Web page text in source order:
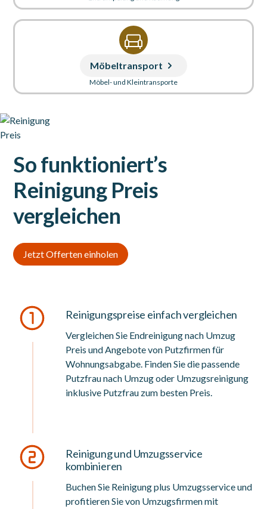
Möbeltransport
Möbel- und Kleintransporte
So funktioniert’s
Reinigung Preis
vergleichen
Jetzt Offerten einholen
Reinigungspreise einfach vergleichen
Vergleichen Sie Endreinigung nach Umzug
Preis und Angebote von Putzfirmen für
Wohnungsabgabe. Finden Sie die passende
Putzfrau nach Umzug oder Umzugsreinigung
inklusive Putzfrau zum besten Preis.
Reinigung und Umzugsservice
kombinieren
Buchen Sie Reinigung plus Umzugsservice und
profitieren Sie von Umzugsfirmen mit